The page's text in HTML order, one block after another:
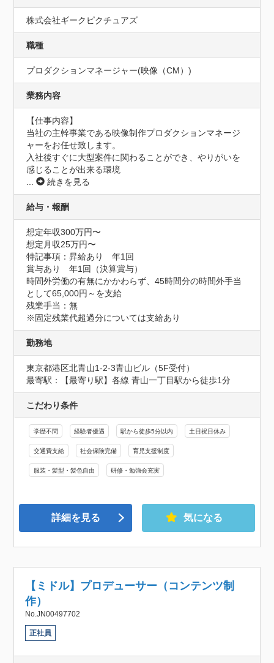
株式会社ギークピクチュアズ
職種
プロダクションマネージャー(映像（CM）)
業務内容
【仕事内容】
当社の主幹事業である映像制作プロダクションマネージ
ャーをお任せ致します。
入社後すぐに大型案件に関わることができ、やりがいを
感じることが出来る環境
...
続きを見る
給与・報酬
想定年収300万円〜
想定月収25万円〜
特記事項：昇給あり　年1回
賞与あり　年1回（決算賞与）
時間外労働の有無にかかわらず、45時間分の時間外手当
として65,000円～を支給
残業手当：無
※固定残業代超過分については支給あり
勤務地
東京都港区北青山1-2-3青山ビル（5F受付）
最寄駅：【最寄り駅】各線 青山一丁目駅から徒歩1分
こだわり条件
学歴不問 経験者優遇 駅から徒歩5分以内 土日祝日休み
交通費支給 社会保険完備 育児支援制度
服装・髪型・髪色自由 研修・勉強会充実
詳細を見る 気になる
【ミドル】プロデューサー（コンテンツ制
作）
No.JN00497702
正社員